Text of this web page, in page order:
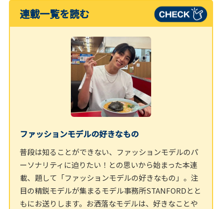
連載一覧を読む
ファッションモデルの好きなもの
普段は知ることができない、ファッションモデルのパ
ーソナリティに迫りたい！との思いから始まった本連
載、題して「ファッションモデルの好きなもの」。注
目の精鋭モデルが集まるモデル事務所STANFORDとと
もにお送りします。お洒落なモデルは、好きなことや